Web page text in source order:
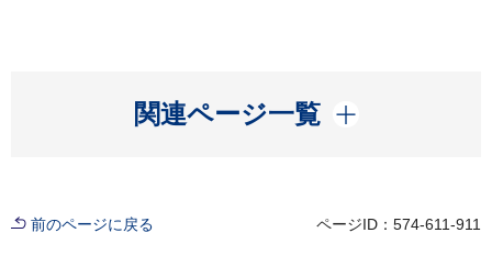
関連ページ一覧
開く
前のページに戻る ページID：574-611-911